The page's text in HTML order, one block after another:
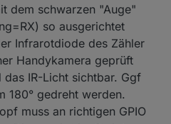
dem schwarzen "Auge"
so ausgerichtet
Infrarotdiode des Zähler
Handykamera geprüft
IR-Licht sichtbar. Ggf
180° gedreht werden.
muss an richtigen GPIO